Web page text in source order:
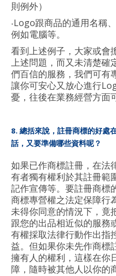
則例外）
‧Logo跟商品的通用名稱
例如電腦等。
看到上述例子，大家或會
上述問題，而又未清楚確
們百信的服務，我們可有
讓你可安心又放心進行
憂，往後在業務經營方面
8. 總括來說，註冊商標的好處
話，又要準備哪些資料呢？
如果已作商標註冊，在法
有者獨有權利於其註冊範
記作宣傳等。要註冊商標
商標專營權之法定保障行
未得你同意的情況下，竟
跟您的出品相近似的服務
有權採取法律行動作出指
益。但如果你未先作商標
擁有人的權利，這樣在你
障，隨時被其他人以你的